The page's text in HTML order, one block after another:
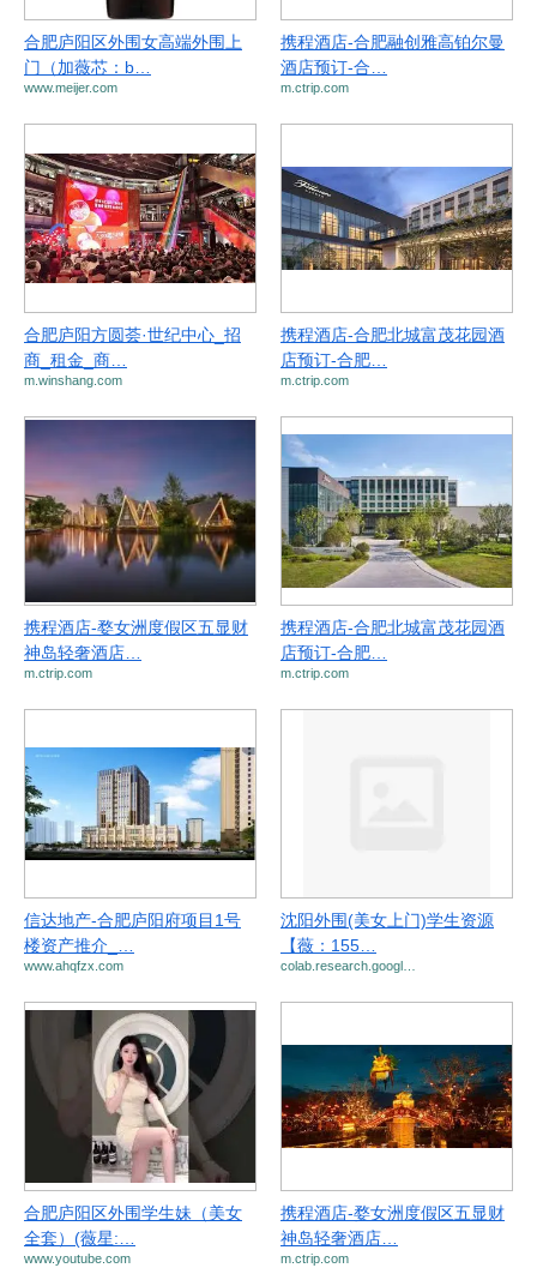
合肥庐阳区外围女高端外围上
门（加薇芯：b…
www.meijer.com
携程酒店-合肥融创雅高铂尔曼
酒店预订-合…
m.ctrip.com
合肥庐阳方圆荟·世纪中心_招
商_租金_商…
m.winshang.com
携程酒店-合肥北城富茂花园酒
店预订-合肥…
m.ctrip.com
携程酒店-婺女洲度假区五显财
神岛轻奢酒店…
m.ctrip.com
携程酒店-合肥北城富茂花园酒
店预订-合肥…
m.ctrip.com
信达地产-合肥庐阳府项目1号
楼资产推介_…
www.ahqfzx.com
沈阳外围(美女上门)学生资源
【薇：155…
colab.research.googl…
合肥庐阳区外围学生妹（美女
全套）(薇星:…
www.youtube.com
携程酒店-婺女洲度假区五显财
神岛轻奢酒店…
m.ctrip.com